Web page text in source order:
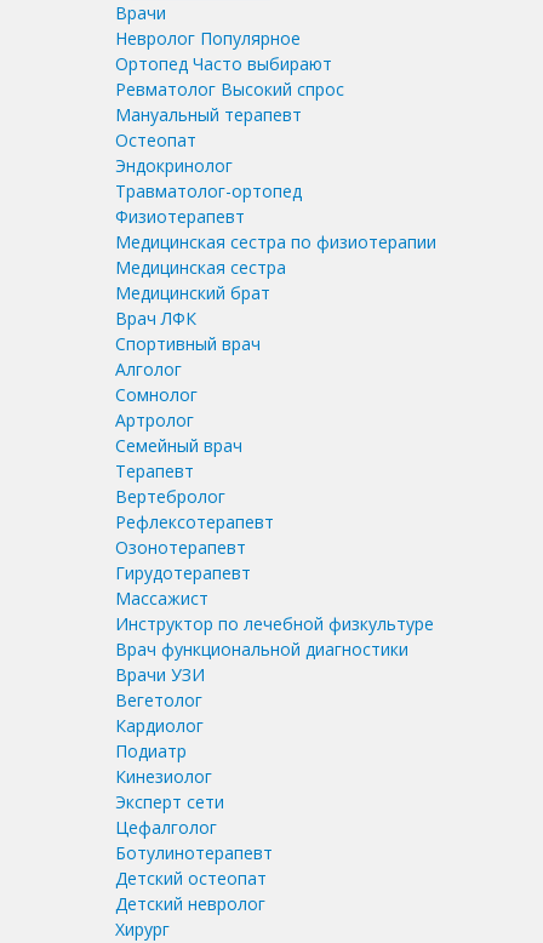
Врачи
Невролог Популярное
Ортопед Часто выбирают
Ревматолог Высокий спрос
Мануальный терапевт
Остеопат
Эндокринолог
Травматолог-ортопед
Физиотерапевт
Медицинская сестра по физиотерапии
Медицинская сестра
Медицинский брат
Врач ЛФК
Спортивный врач
Алголог
Сомнолог
Артролог
Семейный врач
Терапевт
Вертебролог
Рефлексотерапевт
Озонотерапевт
Гирудотерапевт
Массажист
Инструктор по лечебной физкультуре
Врач функциональной диагностики
Врачи УЗИ
Вегетолог
Кардиолог
Подиатр
Кинезиолог
Эксперт сети
Цефалголог
Ботулинотерапевт
Детский остеопат
Детский невролог
Хирург